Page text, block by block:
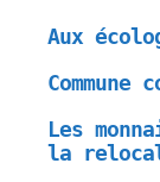
Aux
Commune
Les
la